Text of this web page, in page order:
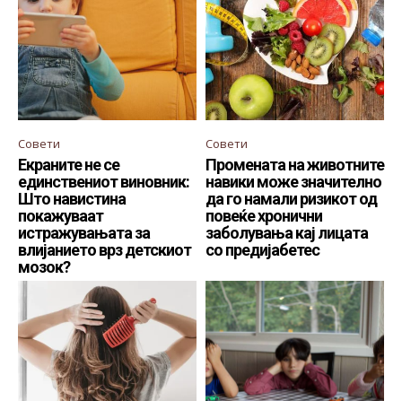
Совети
Екраните не се
единствениот виновник:
Што навистина
покажуваат
истражувањата за
влијанието врз детскиот
мозок?
Совети
Промената на животните
навики може значително
да го намали ризикот од
повеќе хронични
заболувања кај лицата
со предијабетес